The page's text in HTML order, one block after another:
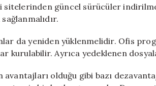
sitelerinden güncel sürücüler
da yeniden yüklenmelidir. Ofis
kurulabilir. Ayrıca yedeklenen
olduğu gibi bazı